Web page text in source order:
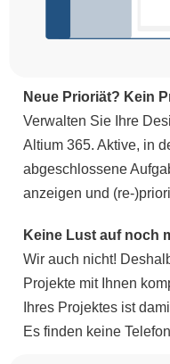
Neue Prioriät? Kein
Verwalten Sie Ihre
Altium 365. Aktive, in
abgeschlossene
anzeigen und (re-
Keine Lust auf noch
Wir auch nicht!
Projekte mit Ihnen
Ihres Projektes ist
Es finden keine